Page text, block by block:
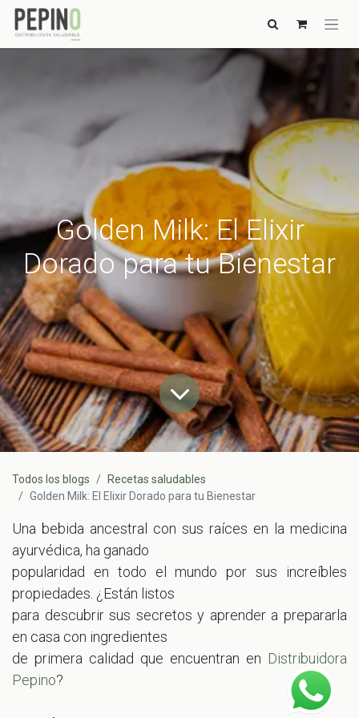
Golden Milk: El Elixir
Dorado para tu Bienestar
Todos los blogs
Recetas saludables
Golden Milk: El Elixir Dorado para tu Bienestar
Una bebida ancestral con sus raíces en la medicina
ayurvédica, ha ganado
popularidad en todo el mundo por sus increíbles
propiedades. ¿Están listos
para descubrir sus secretos y aprender a prepararla
en casa con ingredientes
de primera calidad que encuentran en Distribuidora
Pepino?